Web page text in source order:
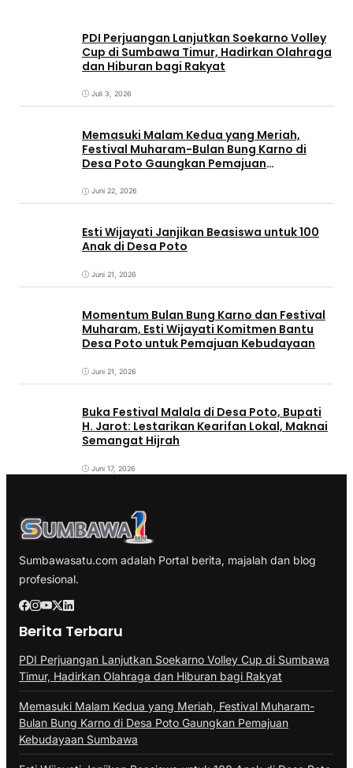
PDI Perjuangan Lanjutkan Soekarno Volley
Cup di Sumbawa Timur, Hadirkan Olahraga
dan Hiburan bagi Rakyat
Juli 3, 2026
Memasuki Malam Kedua yang Meriah,
Festival Muharam-Bulan Bung Karno di
Desa Poto Gaungkan Pemajuan
Juni 22, 2026
Esti Wijayati Janjikan Beasiswa untuk 100
Anak di Desa Poto
Juni 21, 2026
Momentum Bulan Bung Karno dan Festival
Muharam, Esti Wijayati Komitmen Bantu
Desa Poto untuk Pemajuan Kebudayaan
Juni 21, 2026
Buka Festival Malala di Desa Poto, Bupati
H. Jarot: Lestarikan Kearifan Lokal, Maknai
Semangat Hijrah
Juni 17, 2026
Sumbawasatu.com adalah Portal berita, majalah dan blog
profesional.
Berita Terbaru
PDI Perjuangan Lanjutkan Soekarno Volley Cup di Sumbawa
Timur, Hadirkan Olahraga dan Hiburan bagi Rakyat
Memasuki Malam Kedua yang Meriah, Festival Muharam-
Bulan Bung Karno di Desa Poto Gaungkan Pemajuan
Kebudayaan Sumbawa